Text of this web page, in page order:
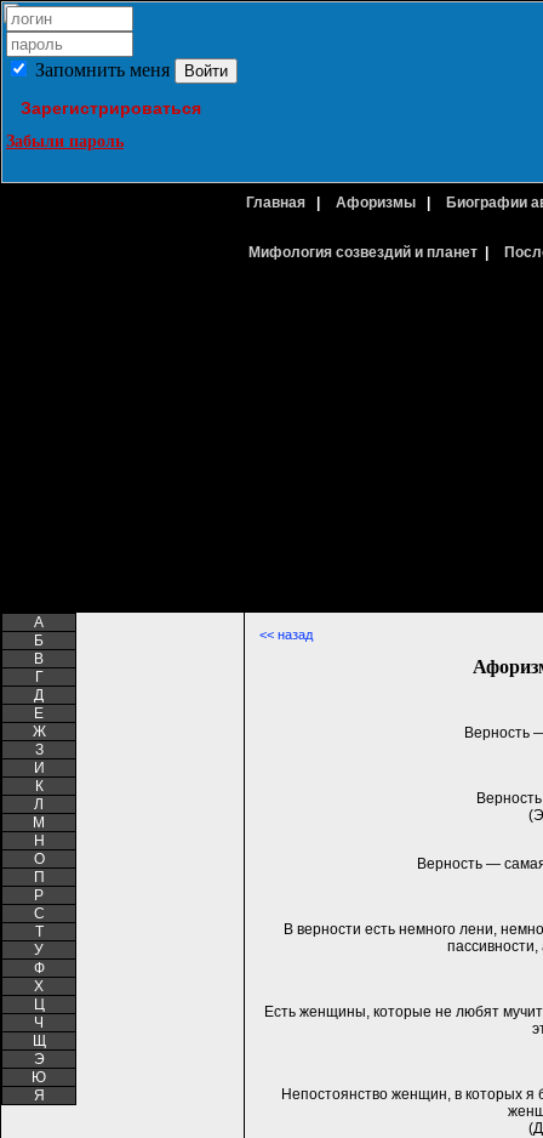
Запомнить меня
Зарегистрироваться
Забыли пароль
Главная Афоризмы Биографии
Мифология созвездий и планет|
A
Б
В
Г
Д
Е
Ж
З
И
К
Л
М
Н
О
П
Р
С
Т
У
Ф
Х
Ц
Ч
Щ
Э
Ю
Я
<< назад
Верность
Верность —
В верности есть немного лени,
Есть женщины, которые не любят
Непостоянство женщин, в которых я